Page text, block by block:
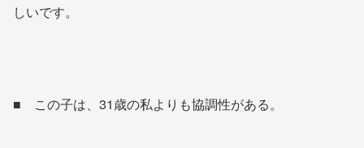
しいです。
■ この子は、31歳の私よりも協調性がある。